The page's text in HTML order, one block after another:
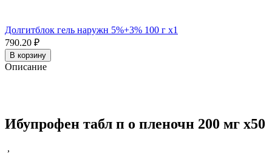
Долгитблок гель наружн 5%+3% 100 г x1
790.20 ₽
В корзину
Описание
Ибупрофен табл п о пленочн 200 мг x50
,